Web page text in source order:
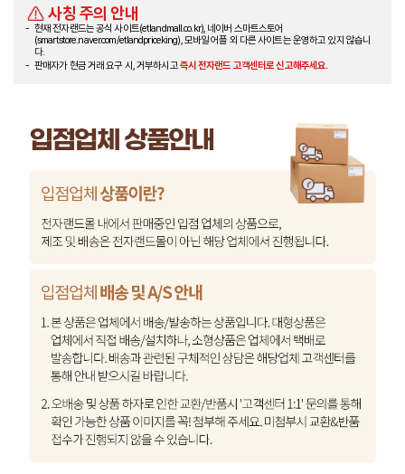
사칭 주의 안내
현재 전자랜드는 공식 사이트(etlandmall.co.kr), 네이버 스마트스토어
(smartstore.naver.com/etlandpriceking), 모바일 어플 외 다른 사이트는 운영하고 있지 않습니
다.
판매자가 현금 거래 요구 시, 거부하시고즉시 전자랜드 고객센터로 신고해주세요.